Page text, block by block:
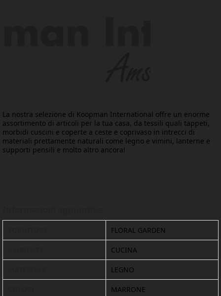
La nostra selezione di Koopman International offre un enorme
assortimento di articoli per la tua casa, da tessili quali tappeti,
morbidi cuscini e coperte a ceste e coprivaso in intrecci di
materiali prettamente naturali come legno e vimini, lanterne e
supporti pensili e molto altro ancora!
FLORAL GARDEN
CUCINA
LEGNO
MARRONE